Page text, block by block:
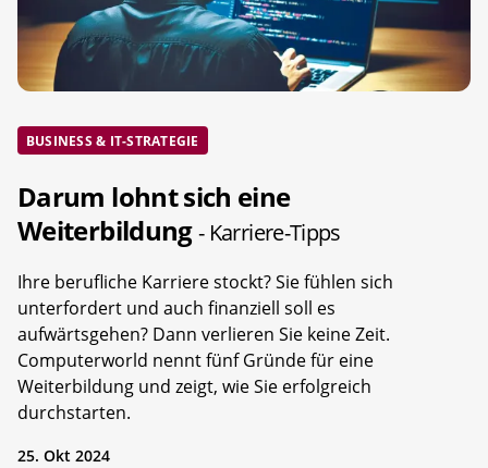
BUSINESS & IT-STRATEGIE
Darum lohnt sich eine
Weiterbildung- Karriere-Tipps
Ihre berufliche Karriere stockt? Sie fühlen sich
unterfordert und auch finanziell soll es
aufwärtsgehen? Dann verlieren Sie keine Zeit.
Computerworld nennt fünf Gründe für eine
Weiterbildung und zeigt, wie Sie erfolgreich
durchstarten.
25. Okt 2024